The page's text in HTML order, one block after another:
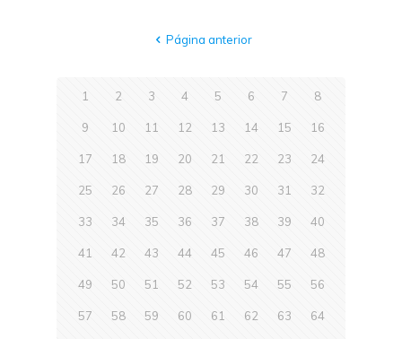
Página anterior
1 2 3 4 5 6 7 8
9 10 11 12 13 14 15 16
17 18 19 20 21 22 23 24
25 26 27 28 29 30 31 32
33 34 35 36 37 38 39 40
41 42 43 44 45 46 47 48
49 50 51 52 53 54 55 56
57 58 59 60 61 62 63 64